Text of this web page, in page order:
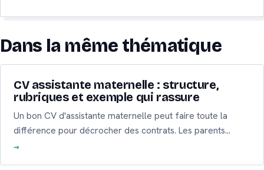
Dans la même thématique
CV assistante maternelle : structure,
rubriques et exemple qui rassure
Un bon CV d'assistante maternelle peut faire toute la
différence pour décrocher des contrats. Les parents…